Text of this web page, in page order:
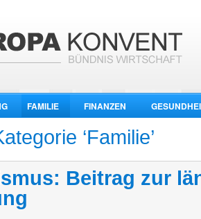
FAMILIE FINANZEN
‘Familie’
Beitrag zur